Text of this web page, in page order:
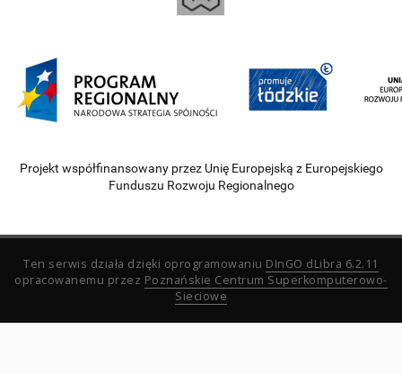
Projekt współfinansowany przez Unię Europejską z Europejskiego
Funduszu Rozwoju Regionalnego
Ten serwis działa dzięki oprogramowaniu DInGO dLibra 6.2.11
opracowanemu przez Poznańskie Centrum Superkomputerowo-
Sieciowe